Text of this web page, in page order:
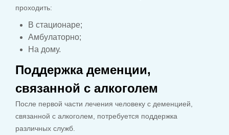
проходить:
В стационаре;
Амбулаторно;
На дому.
Поддержка деменции,
связанной с алкоголем
После первой части лечения человеку с деменцией,
связанной с алкоголем, потребуется поддержка
различных служб.